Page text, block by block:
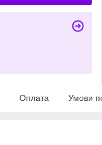
Оплата Умови